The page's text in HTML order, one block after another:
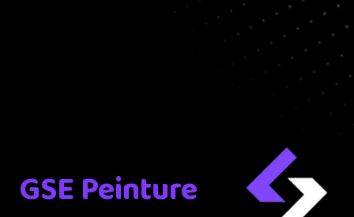
GSE Peinture